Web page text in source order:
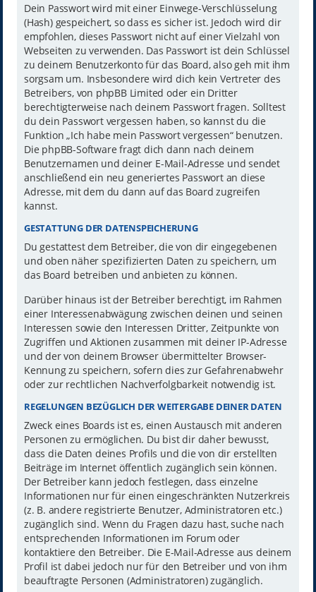
Dein Passwort wird mit einer Einwege-Verschlüsselung
(Hash) gespeichert, so dass es sicher ist. Jedoch wird dir
empfohlen, dieses Passwort nicht auf einer Vielzahl von
Webseiten zu verwenden. Das Passwort ist dein Schlüssel
zu deinem Benutzerkonto für das Board, also geh mit ihm
sorgsam um. Insbesondere wird dich kein Vertreter des
Betreibers, von phpBB Limited oder ein Dritter
berechtigterweise nach deinem Passwort fragen. Solltest
du dein Passwort vergessen haben, so kannst du die
Funktion „Ich habe mein Passwort vergessen“ benutzen.
Die phpBB-Software fragt dich dann nach deinem
Benutzernamen und deiner E-Mail-Adresse und sendet
anschließend ein neu generiertes Passwort an diese
Adresse, mit dem du dann auf das Board zugreifen
kannst.
GESTATTUNG DER DATENSPEICHERUNG
Du gestattest dem Betreiber, die von dir eingegebenen
und oben näher spezifizierten Daten zu speichern, um
das Board betreiben und anbieten zu können.
Darüber hinaus ist der Betreiber berechtigt, im Rahmen
einer Interessenabwägung zwischen deinen und seinen
Interessen sowie den Interessen Dritter, Zeitpunkte von
Zugriffen und Aktionen zusammen mit deiner IP-Adresse
und der von deinem Browser übermittelter Browser-
Kennung zu speichern, sofern dies zur Gefahrenabwehr
oder zur rechtlichen Nachverfolgbarkeit notwendig ist.
REGELUNGEN BEZÜGLICH DER WEITERGABE DEINER DATEN
Zweck eines Boards ist es, einen Austausch mit anderen
Personen zu ermöglichen. Du bist dir daher bewusst,
dass die Daten deines Profils und die von dir erstellten
Beiträge im Internet öffentlich zugänglich sein können.
Der Betreiber kann jedoch festlegen, dass einzelne
Informationen nur für einen eingeschränkten Nutzerkreis
(z. B. andere registrierte Benutzer, Administratoren etc.)
zugänglich sind. Wenn du Fragen dazu hast, suche nach
entsprechenden Informationen im Forum oder
kontaktiere den Betreiber. Die E-Mail-Adresse aus deinem
Profil ist dabei jedoch nur für den Betreiber und von ihm
beauftragte Personen (Administratoren) zugänglich.